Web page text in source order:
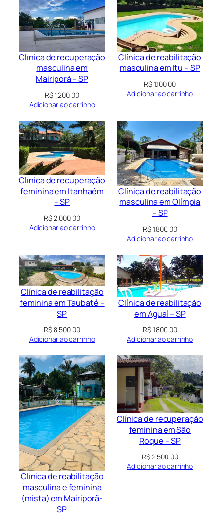
Clínica de recuperação
masculina em
Mairiporã – SP
R$1.200,00
Adicionar ao carrinho
Clínica de reabilitação
masculina em Itu – SP
R$1.100,00
Adicionar ao carrinho
Clínica de recuperação
feminina em Itanhaém
– SP
R$2.000,00
Adicionar ao carrinho
Clínica de reabilitação
masculina em Olímpia
– SP
R$1.800,00
Adicionar ao carrinho
Clínica de reabilitação
feminina em Taubaté –
SP
R$8.500,00
Adicionar ao carrinho
Clínica de reabilitação
em Aguaí – SP
R$1.800,00
Adicionar ao carrinho
Clínica de reabilitação
masculina e feminina
(mista) em Mairiporã-
SP
Clínica de recuperação
feminina em São
Roque – SP
R$2.500,00
Adicionar ao carrinho